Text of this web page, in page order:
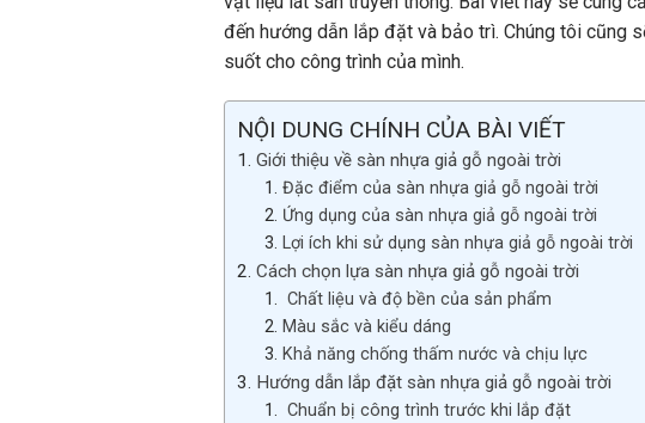
đến hướng dẫn lắp đặt và bảo trì. Chúng tôi cũng
suốt cho công trình của mình.
NỘI DUNG CHÍNH CỦA BÀI VIẾT
Giới thiệu về sàn nhựa giả gỗ ngoài trời
Đặc điểm của sàn nhựa giả gỗ ngoài trời
Ứng dụng của sàn nhựa giả gỗ ngoài trời
Lợi ích khi sử dụng sàn nhựa giả gỗ ngoài trời
Cách chọn lựa sàn nhựa giả gỗ ngoài trời
Chất liệu và độ bền của sản phẩm
Màu sắc và kiểu dáng
Khả năng chống thấm nước và chịu lực
Hướng dẫn lắp đặt sàn nhựa giả gỗ ngoài trời
Chuẩn bị công trình trước khi lắp đặt